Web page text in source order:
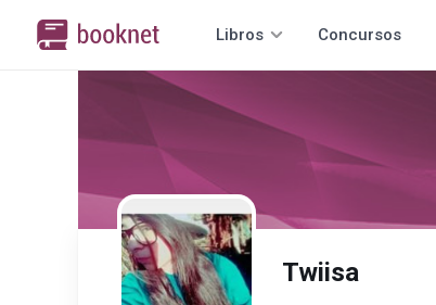
Libros Concursos
Twiisa